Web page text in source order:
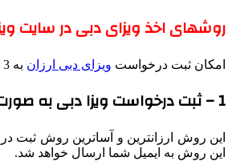
روشهای اخذ ویزای دبی در سایت
امکان ثبت درخواست ویزای دبی ارزان به 3 روش مختلف در سایت ویزای آنلاین دبی وجود دارد
1 – ثبت درخواست ویزا دبی به صورت آنلاین :
این روش ارزانترین و آساترین روش ثبت
این روش به ایمیل شما ارسال خواهد شد.